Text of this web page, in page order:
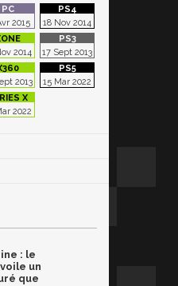
2015 18 Nov 2014
2014 17 Sept 2013
2013 15 Mar 2022
2022
: le
un
que